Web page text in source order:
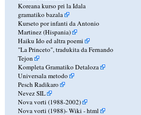
Koreana kurso pri la Idala
gramatiko bazala
Kurseto por infanti da Antonio
Martinez (Hispania)
Haiku Ido ed altra poemi
"La Princeto", tradukita da Fernando
Tejon
Kompleta Gramatiko Detaloza
Universala metodo
Pesch Radikaro
Nevez SIL
Nova vorti (1988-2002)
Nova vorti (1988)-Wiki -html